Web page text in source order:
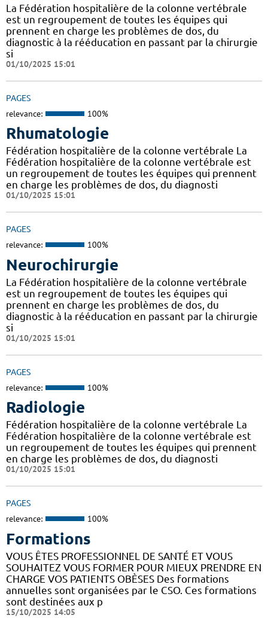
La Fédération hospitalière de la colonne vertébrale
est un regroupement de toutes les équipes qui
prennent en charge les problèmes de dos, du
diagnostic à la rééducation en passant par la chirurgie
si
01/10/2025 15:01
PAGES
relevance: 100%
Rhumatologie
Fédération hospitalière de la colonne vertébrale La
Fédération hospitalière de la colonne vertébrale est
un regroupement de toutes les équipes qui prennent
en charge les problèmes de dos, du diagnosti
01/10/2025 15:01
PAGES
relevance: 100%
Neurochirurgie
La Fédération hospitalière de la colonne vertébrale
est un regroupement de toutes les équipes qui
prennent en charge les problèmes de dos, du
diagnostic à la rééducation en passant par la chirurgie
si
01/10/2025 15:01
PAGES
relevance: 100%
Radiologie
Fédération hospitalière de la colonne vertébrale La
Fédération hospitalière de la colonne vertébrale est
un regroupement de toutes les équipes qui prennent
en charge les problèmes de dos, du diagnosti
01/10/2025 15:01
PAGES
relevance: 100%
Formations
VOUS ÊTES PROFESSIONNEL DE SANTÉ ET VOUS
SOUHAITEZ VOUS FORMER POUR MIEUX PRENDRE EN
CHARGE VOS PATIENTS OBÈSES Des formations
annuelles sont organisées par le CSO. Ces formations
sont destinées aux p
15/10/2025 14:05